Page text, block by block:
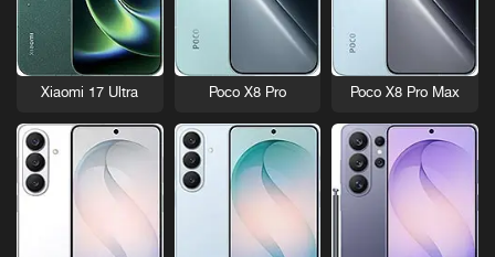
Poco X8 Pro Max
Poco X8 Pro
Xiaomi 17 Ultra